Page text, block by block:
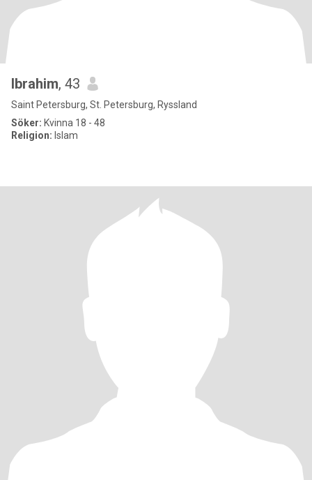
Ibrahim, 43
Saint Petersburg, St. Petersburg, Ryssland
Söker: Kvinna 18 - 48
Religion: Islam